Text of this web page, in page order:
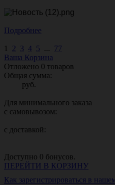
Подробнее
1 2 3 4 5 ... 77
Ваша Корзина
Отложено 0 товаров
Общая сумма:
руб.
Для минимального заказа
с самовывозом:
с доставкой:
Доступно 0 бонусов.
ПЕРЕЙТИ В КОРЗИНУ
Как зарегистрироваться в